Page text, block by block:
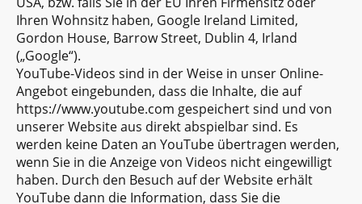
Ihren Wohnsitz haben, Google Ireland Limited,
Gordon House, Barrow Street, Dublin 4, Irland
(„Google“).
YouTube-Videos sind in der Weise in unser Online-
Angebot eingebunden, dass die Inhalte, die auf
https://www.youtube.com gespeichert sind und von
unserer Website aus direkt abspielbar sind. Es
werden keine Daten an YouTube übertragen werden,
wenn Sie in die Anzeige von Videos nicht eingewilligt
haben. Durch den Besuch auf der Website erhält
YouTube dann die Information, dass Sie die